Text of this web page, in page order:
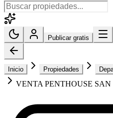
Publicar gratis
Inicio Propiedades
VENTA PENTHOUSE SAN